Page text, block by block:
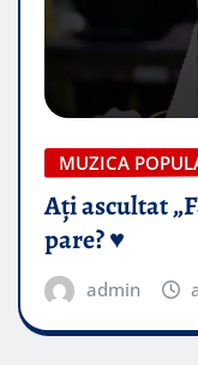
MUZICA
Ați ascultat
pare? ♥️
admin